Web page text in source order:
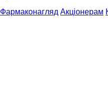
Фармаконагляд Акціонерам